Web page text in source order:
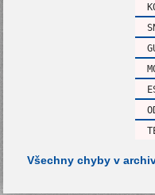
Všechny chyby v